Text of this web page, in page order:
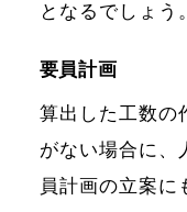
となるでしょう。
要員計画
算出した工数の
がない場合に、
員計画の立案に